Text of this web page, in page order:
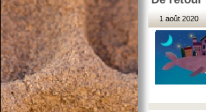
1 août 2020